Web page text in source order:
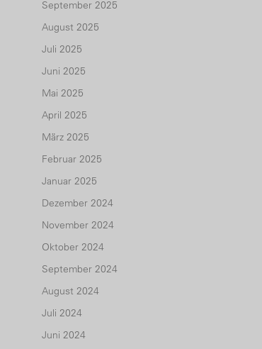
September 2025
August 2025
Juli 2025
Juni 2025
Mai 2025
April 2025
März 2025
Februar 2025
Januar 2025
Dezember 2024
November 2024
Oktober 2024
September 2024
August 2024
Juli 2024
Juni 2024